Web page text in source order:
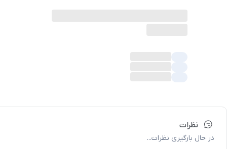
نظرات
در حال بارگیری نظرات...